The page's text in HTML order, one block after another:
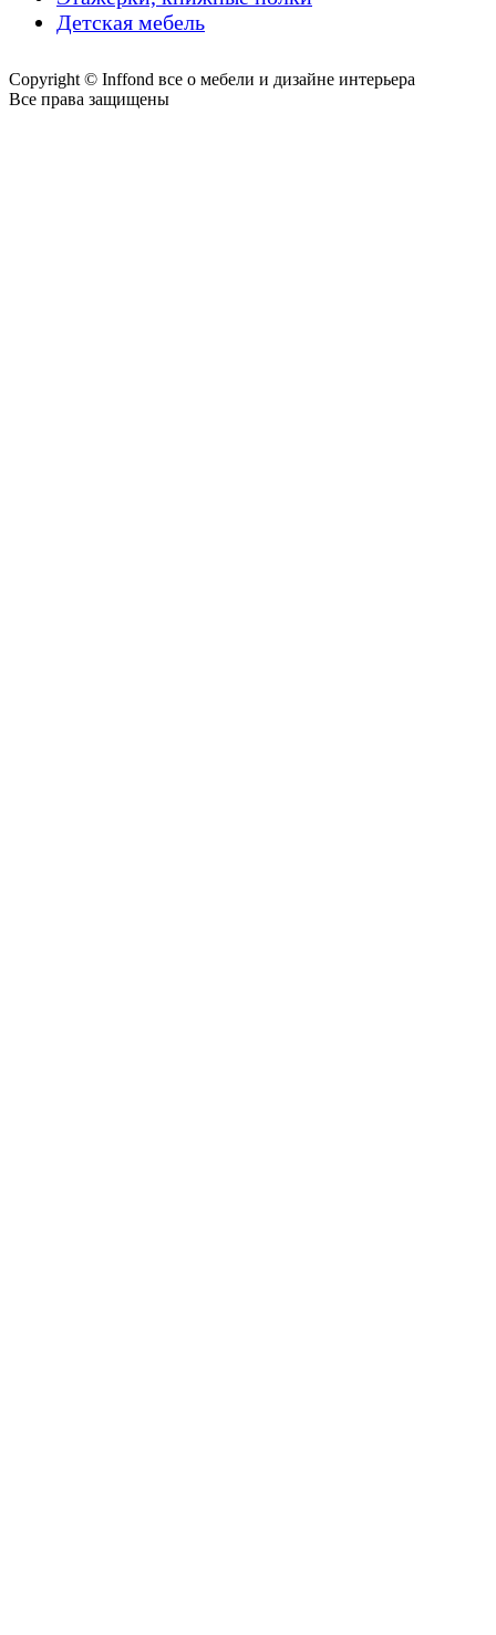
Детская мебель
Copyright © Inffond все о мебели и дизайне интерьера
Все права защищены